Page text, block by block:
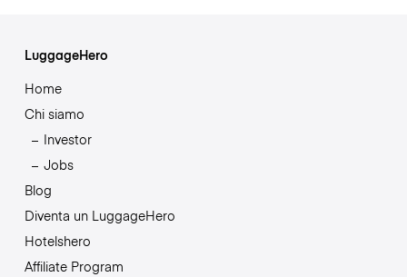
LuggageHero
Home
Chi siamo
Investor
Jobs
Blog
Diventa un LuggageHero
Hotelshero
Affiliate Program